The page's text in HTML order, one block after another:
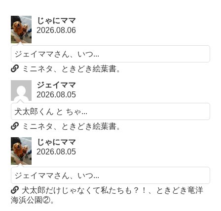
じゃにママ
2026.08.06
ジェイママさん、いつ...
ミニネタ、ときどき絵葉書。
ジェイママ
2026.08.05
犬太郎くん と ちゃ...
ミニネタ、ときどき絵葉書。
じゃにママ
2026.08.05
ジェイママさん、いつ...
犬太郎だけじゃなくて私たちも？！、ときどき竜洋
海浜公園②。